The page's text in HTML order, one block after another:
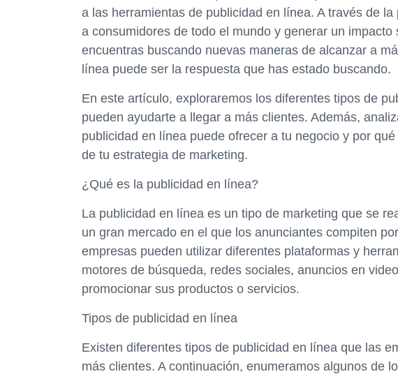
a las herramientas de publicidad en línea. A través de
a consumidores de todo el mundo y generar un
encuentras buscando nuevas maneras de alcanzar a
línea puede ser la respuesta que has estado buscando.
En este artículo, exploraremos los diferentes tipos de
pueden ayudarte a llegar a más clientes. Además,
publicidad en línea puede ofrecer a tu negocio y por
de tu estrategia de marketing.
¿Qué es la publicidad en línea?
La publicidad en línea es un tipo de marketing que se
un gran mercado en el que los anunciantes compiten
empresas pueden utilizar diferentes plataformas y
motores de búsqueda, redes sociales, anuncios en
promocionar sus productos o servicios.
Tipos de publicidad en línea
Existen diferentes tipos de publicidad en línea que las
más clientes. A continuación, enumeramos algunos de